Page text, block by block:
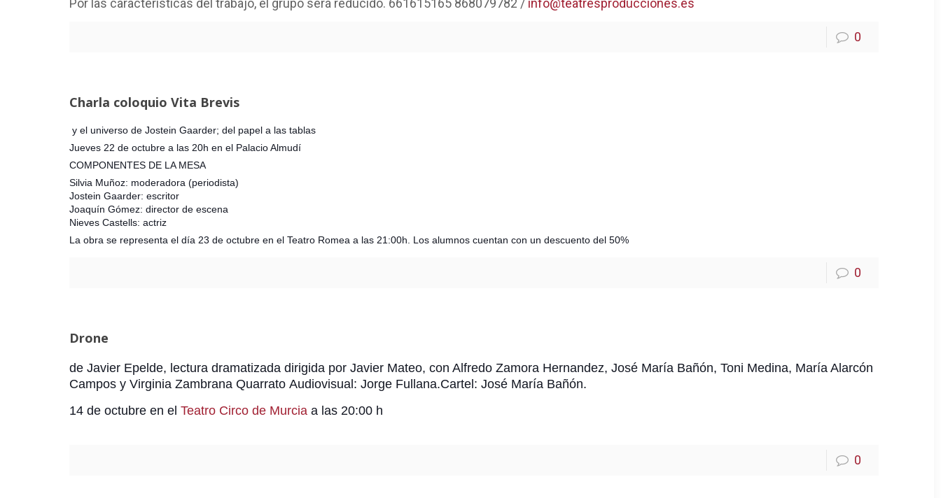
Por las características del trabajo, el grupo será reducido. 661615165 868079782 / info@teatresproducciones.es
0
Charla coloquio Vita Brevis
y el universo de Jostein Gaarder; del papel a las tablas
Jueves 22 de octubre a las 20h en el Palacio Almudí
COMPONENTES DE LA MESA
Silvia Muñoz: moderadora (periodista)
Jostein Gaarder: escritor
Joaquín Gómez: director de escena
Nieves Castells: actriz
La obra se representa el día 23 de octubre en el Teatro Romea a las 21:00h. Los alumnos cuentan con un descuento del 50%
0
Drone
de Javier Epelde, lectura dramatizada dirigida por Javier Mateo, con Alfredo Zamora Hernandez, José María Bañón, Toni Medina, María Alarcón
Campos y Virginia Zambrana Quarrato Audiovisual: Jorge Fullana.Cartel: José María Bañón.
14 de octubre en el Teatro Circo de Murcia a las 20:00 h
0